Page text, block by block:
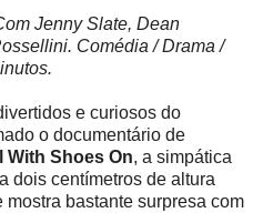
Jenny Slate, Dean
Comédia / Drama /
e curiosos do
o documentário de
With Shoes On, a simpática
dois centímetros de altura
bastante surpresa com